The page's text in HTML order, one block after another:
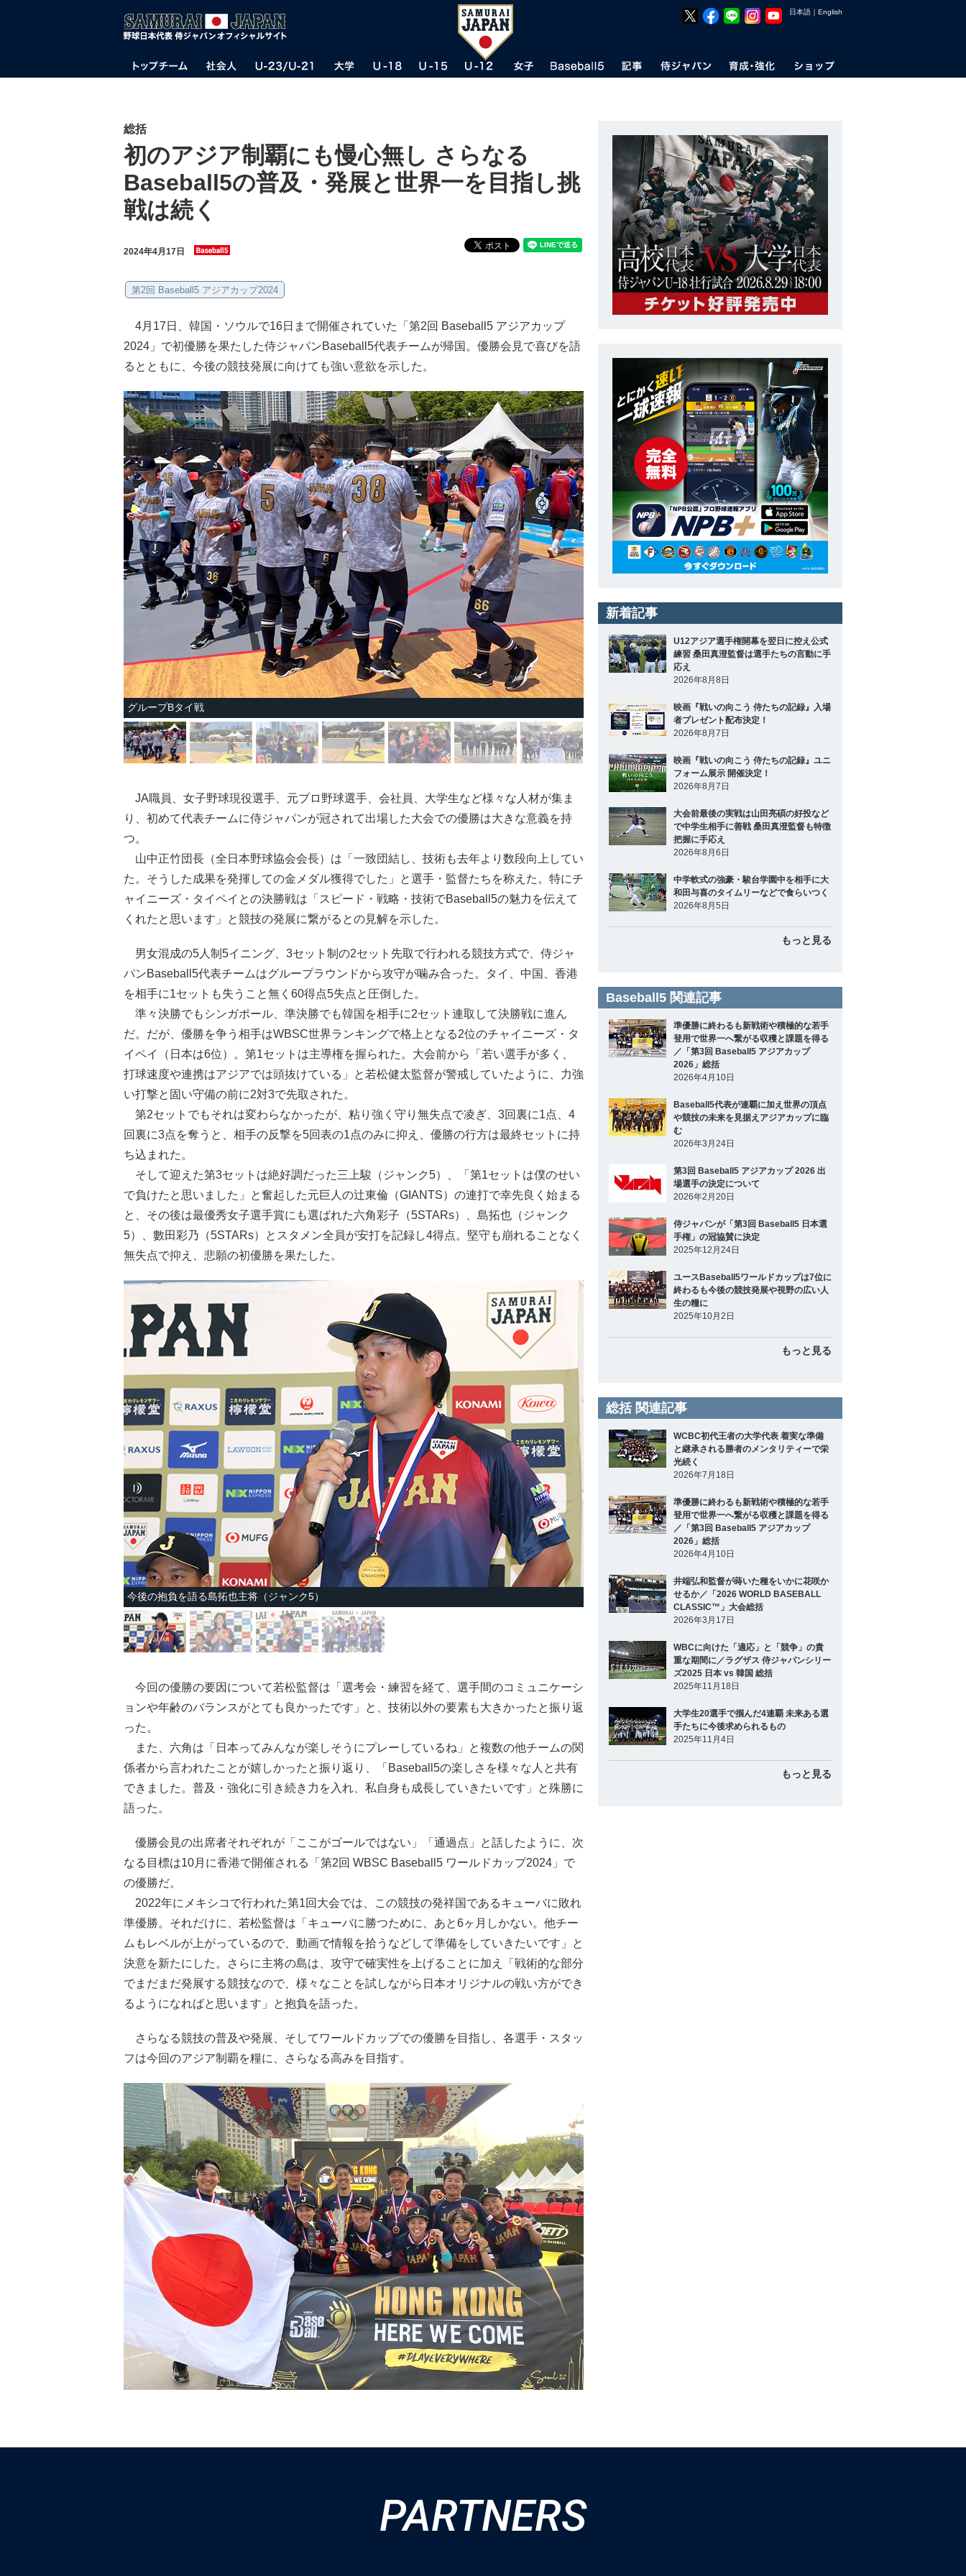
日本語 ｜ English
総括
初のアジア制覇にも慢心無し さらなる
Baseball5の普及・発展と世界一を目指し挑
戦は続く
2024年4月17日
第2回 Baseball5 アジアカップ2024
4月17日、韓国・ソウルで16日まで開催されていた「第2回 Baseball5 アジアカップ
2024」で初優勝を果たした侍ジャパンBaseball5代表チームが帰国。優勝会見で喜びを語
るとともに、今後の競技発展に向けても強い意欲を示した。
グループBタイ戦
JA職員、女子野球現役選手、元プロ野球選手、会社員、大学生など様々な人材が集ま
り、初めて代表チームに侍ジャパンが冠されて出場した大会での優勝は大きな意義を持
つ。
山中正竹団長（全日本野球協会会長）は「一致団結し、技術も去年より数段向上してい
た。そうした成果を発揮しての金メダル獲得でした」と選手・監督たちを称えた。特にチ
ャイニーズ・タイペイとの決勝戦は「スピード・戦略・技術でBaseball5の魅力を伝えて
くれたと思います」と競技の発展に繋がるとの見解を示した。
男女混成の5人制5イニング、3セット制の2セット先取で行われる競技方式で、侍ジャ
パンBaseball5代表チームはグループラウンドから攻守が噛み合った。タイ、中国、香港
を相手に1セットも失うこと無く60得点5失点と圧倒した。
準々決勝でもシンガポール、準決勝でも韓国を相手に2セット連取して決勝戦に進ん
だ。だが、優勝を争う相手はWBSC世界ランキングで格上となる2位のチャイニーズ・タ
イペイ（日本は6位）。第1セットは主導権を握られた。大会前から「若い選手が多く、
打球速度や連携はアジアでは頭抜けている」と若松健太監督が警戒していたように、力強
い打撃と固い守備の前に2対3で先取された。
第2セットでもそれは変わらなかったが、粘り強く守り無失点で凌ぎ、3回裏に1点、4
回裏に3点を奪うと、相手の反撃を5回表の1点のみに抑え、優勝の行方は最終セットに持
ち込まれた。
そして迎えた第3セットは絶好調だった三上駿（ジャンク5）、「第1セットは僕のせい
で負けたと思いました」と奮起した元巨人の辻東倫（GIANTS）の連打で幸先良く始まる
と、その後は最優秀女子選手賞にも選ばれた六角彩子（5STARs）、島拓也（ジャンク
5）、數田彩乃（5STARs）とスタメン全員が安打を記録し4得点。堅守も崩れることなく
無失点で抑え、悲願の初優勝を果たした。
今後の抱負を語る島拓也主将（ジャンク5）
今回の優勝の要因について若松監督は「選考会・練習を経て、選手間のコミュニケーシ
ョンや年齢のバランスがとても良かったです」と、技術以外の要素も大きかったと振り返
った。
また、六角は「日本ってみんなが楽しそうにプレーしているね」と複数の他チームの関
係者から言われたことが嬉しかったと振り返り、「Baseball5の楽しさを様々な人と共有
できました。普及・強化に引き続き力を入れ、私自身も成長していきたいです」と殊勝に
語った。
優勝会見の出席者それぞれが「ここがゴールではない」「通過点」と話したように、次
なる目標は10月に香港で開催される「第2回 WBSC Baseball5 ワールドカップ2024」で
の優勝だ。
2022年にメキシコで行われた第1回大会では、この競技の発祥国であるキューバに敗れ
準優勝。それだけに、若松監督は「キューバに勝つために、あと6ヶ月しかない。他チー
ムもレベルが上がっているので、動画で情報を拾うなどして準備をしていきたいです」と
決意を新たにした。さらに主将の島は、攻守で確実性を上げることに加え「戦術的な部分
でまだまだ発展する競技なので、様々なことを試しながら日本オリジナルの戦い方ができ
るようになればと思います」と抱負を語った。
さらなる競技の普及や発展、そしてワールドカップでの優勝を目指し、各選手・スタッ
フは今回のアジア制覇を糧に、さらなる高みを目指す。
新着記事
U12アジア選手権開幕を翌日に控え公式
練習 桑田真澄監督は選手たちの言動に手
応え
2026年8月8日
映画『戦いの向こう 侍たちの記録』入場
者プレゼント配布決定！
2026年8月7日
映画『戦いの向こう 侍たちの記録』ユニ
フォーム展示 開催決定！
2026年8月7日
大会前最後の実戦は山田亮碩の好投など
で中学生相手に善戦 桑田真澄監督も特徴
把握に手応え
2026年8月6日
中学軟式の強豪・駿台学園中を相手に大
和田与喜のタイムリーなどで食らいつく
2026年8月5日
もっと見る
Baseball5 関連記事
準優勝に終わるも新戦術や積極的な若手
登用で世界一へ繋がる収穫と課題を得る
／「第3回 Baseball5 アジアカップ
2026」総括
2026年4月10日
Baseball5代表が連覇に加え世界の頂点
や競技の未来を見据えアジアカップに臨
む
2026年3月24日
第3回 Baseball5 アジアカップ 2026 出
場選手の決定について
2026年2月20日
侍ジャパンが「第3回 Baseball5 日本選
手権」の冠協賛に決定
2025年12月24日
ユースBaseball5ワールドカップは7位に
終わるも今後の競技発展や視野の広い人
生の糧に
2025年10月2日
もっと見る
総括 関連記事
WCBC初代王者の大学代表 着実な準備
と継承される勝者のメンタリティーで栄
光続く
2026年7月18日
準優勝に終わるも新戦術や積極的な若手
登用で世界一へ繋がる収穫と課題を得る
／「第3回 Baseball5 アジアカップ
2026」総括
2026年4月10日
井端弘和監督が蒔いた種をいかに花咲か
せるか／「2026 WORLD BASEBALL
CLASSIC™」大会総括
2026年3月17日
WBCに向けた「適応」と「競争」の貴
重な期間に／ラグザス 侍ジャパンシリー
ズ2025 日本 vs 韓国 総括
2025年11月18日
大学生20選手で掴んだ4連覇 未来ある選
手たちに今後求められるもの
2025年11月4日
もっと見る
PARTNERS